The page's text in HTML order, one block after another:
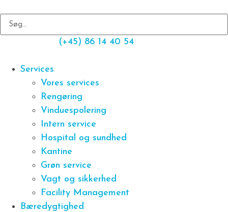
(+45) 86 14 40 54
Services
Vores services
Rengøring
Vinduespolering
Intern service
Hospital og sundhed
Kantine
Grøn service
Vagt og sikkerhed
Facility Management
Bæredygtighed